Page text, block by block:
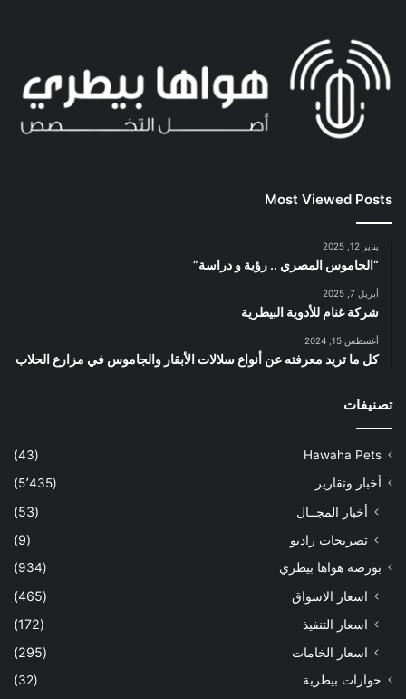
Most Viewed Posts
يناير 12, 2025
“الجاموس المصري .. رؤية و دراسة”
أبريل 7, 2025
شركة غنام للأدوية البيطرية
أغسطس 15, 2024
كل ما تريد معرفته عن أنواع سلالات الأبقار والجاموس في مزارع الحلاب
تصنيفات
Hawaha Pets
(43)
أخبار وتقارير
(5٬435)
أخبار المجــال
(53)
تصريحات راديو
(9)
بورصة هواها بيطري (934)
اسعار الاسواق
(465)
اسعار التنفيذ
(172)
اسعار الخامات
(295)
حوارات بيطرية
(32)